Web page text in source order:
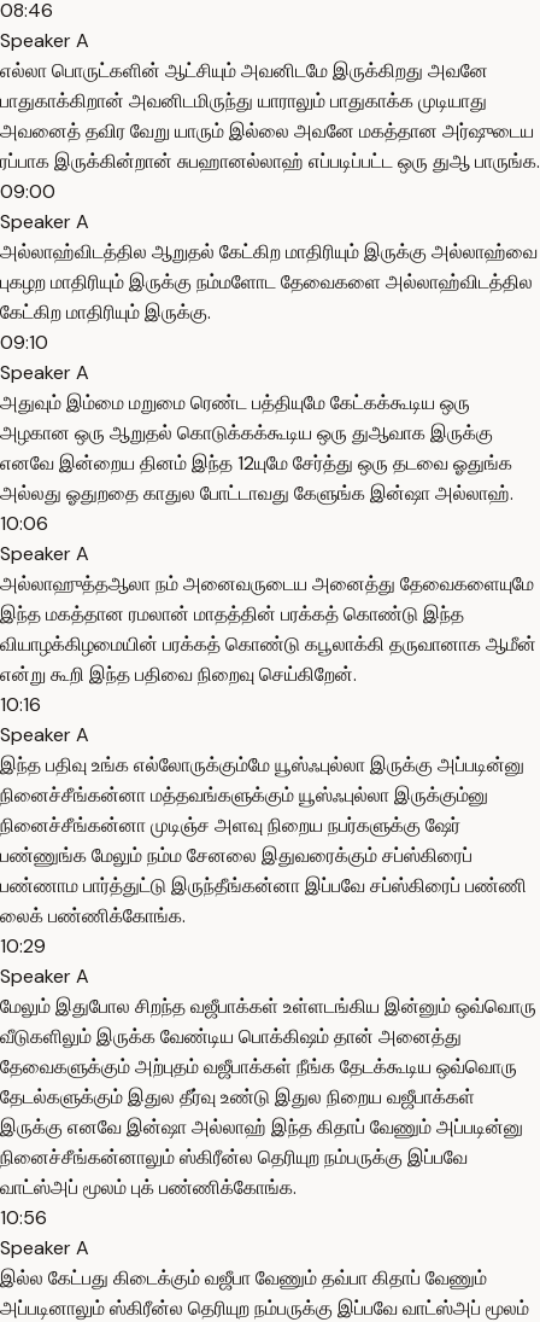
08:46
Speaker A
எல்லா பொருட்களின் ஆட்சியும் அவனிடமே இருக்கிறது அவனே
பாதுகாக்கிறான் அவனிடமிருந்து யாராலும் பாதுகாக்க முடியாது
அவனைத் தவிர வேறு யாரும் இல்லை அவனே மகத்தான அர்ஷுடைய
ரப்பாக இருக்கின்றான் சுபஹானல்லாஹ் எப்படிப்பட்ட ஒரு துஆ பாருங்க.
09:00
Speaker A
அல்லாஹ்விடத்தில ஆறுதல் கேட்கிற மாதிரியும் இருக்கு அல்லாஹ்வை
புகழற மாதிரியும் இருக்கு நம்மளோட தேவைகளை அல்லாஹ்விடத்தில
கேட்கிற மாதிரியும் இருக்கு.
09:10
Speaker A
அதுவும் இம்மை மறுமை ரெண்ட பத்தியுமே கேட்கக்கூடிய ஒரு
அழகான ஒரு ஆறுதல் கொடுக்கக்கூடிய ஒரு துஆவாக இருக்கு
எனவே இன்றைய தினம் இந்த 12யுமே சேர்த்து ஒரு தடவை ஓதுங்க
அல்லது ஓதுறதை காதுல போட்டாவது கேளுங்க இன்ஷா அல்லாஹ்.
10:06
Speaker A
அல்லாஹுத்தஆலா நம் அனைவருடைய அனைத்து தேவைகளையுமே
இந்த மகத்தான ரமலான் மாதத்தின் பரக்கத் கொண்டு இந்த
வியாழக்கிழமையின் பரக்கத் கொண்டு கபூலாக்கி தருவானாக ஆமீன்
என்று கூறி இந்த பதிவை நிறைவு செய்கிறேன்.
10:16
Speaker A
இந்த பதிவு உங்க எல்லோருக்கும்மே யூஸ்ஃபுல்லா இருக்கு அப்படின்னு
நினைச்சீங்கன்னா மத்தவங்களுக்கும் யூஸ்ஃபுல்லா இருக்கும்னு
நினைச்சீங்கன்னா முடிஞ்ச அளவு நிறைய நபர்களுக்கு ஷேர்
பண்ணுங்க மேலும் நம்ம சேனலை இதுவரைக்கும் சப்ஸ்கிரைப்
பண்ணாம பார்த்துட்டு இருந்தீங்கன்னா இப்பவே சப்ஸ்கிரைப் பண்ணி
லைக் பண்ணிக்கோங்க.
10:29
Speaker A
மேலும் இதுபோல சிறந்த வஜீபாக்கள் உள்ளடங்கிய இன்னும் ஒவ்வொரு
வீடுகளிலும் இருக்க வேண்டிய பொக்கிஷம் தான் அனைத்து
தேவைகளுக்கும் அற்புதம் வஜீபாக்கள் நீங்க தேடக்கூடிய ஒவ்வொரு
தேடல்களுக்கும் இதுல தீர்வு உண்டு இதுல நிறைய வஜீபாக்கள்
இருக்கு எனவே இன்ஷா அல்லாஹ் இந்த கிதாப் வேணும் அப்படின்னு
நினைச்சீங்கன்னாலும் ஸ்கிரீன்ல தெரியுற நம்பருக்கு இப்பவே
வாட்ஸ்அப் மூலம் புக் பண்ணிக்கோங்க.
10:56
Speaker A
இல்ல கேட்பது கிடைக்கும் வஜீபா வேணும் தவ்பா கிதாப் வேணும்
அப்படினாலும் ஸ்கிரீன்ல தெரியுற நம்பருக்கு இப்பவே வாட்ஸ்அப் மூலம்